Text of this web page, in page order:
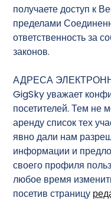
получаете доступ к
пределами
ответственность за
законов.
АДРЕСА
GigSky уважает
посетителей. Тем не
аренду список тех
явно дали нам
информации и
своего профиля
любое время
посетив страницу